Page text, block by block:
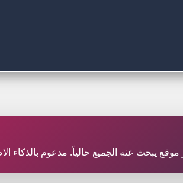
يبحث عنه الجميع حالياً. مدعوم